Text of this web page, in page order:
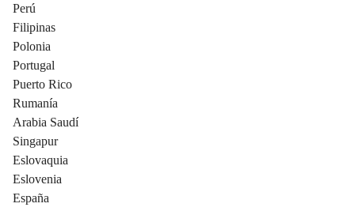
Perú
Filipinas
Polonia
Portugal
Puerto Rico
Rumanía
Arabia Saudí
Singapur
Eslovaquia
Eslovenia
España